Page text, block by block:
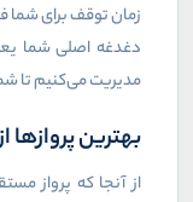
زمان توقف برای شما
دغدغه اصلی شما
مدیریت می‌کنیم تا
بهترین پروازها
از آنجا که پرواز